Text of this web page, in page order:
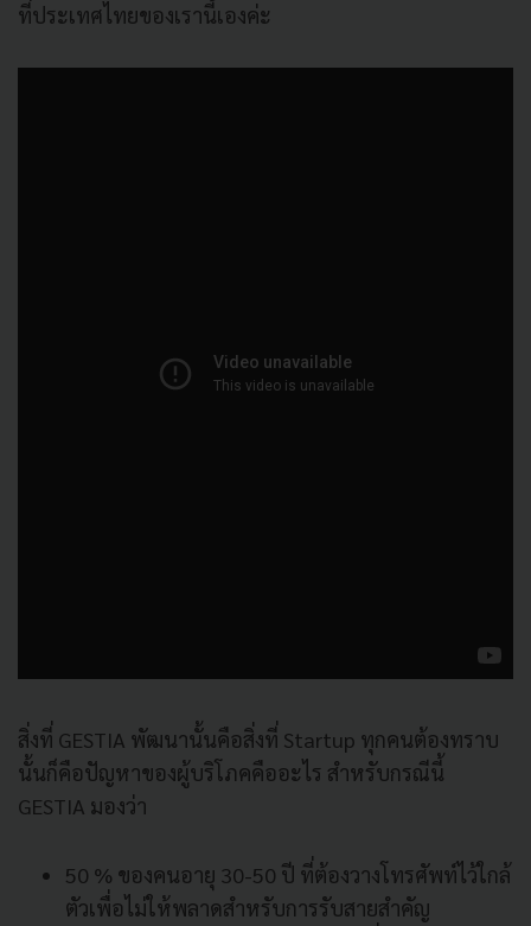
ที่ประเทศไทยของเรานี้เองค่ะ
สิ่งที่ GESTIA พัฒนานั้นคือสิ่งที่ Startup ทุกคนต้องทราบ
นั้นก็คือปัญหาของผู้บริโภคคืออะไร สำหรับกรณีนี้
GESTIA มองว่า
50 % ของคนอายุ 30-50 ปี ที่ต้องวางโทรศัพท์ไว้ใกล้
ตัวเพื่อไม่ให้พลาดสำหรับการรับสายสำคัญ